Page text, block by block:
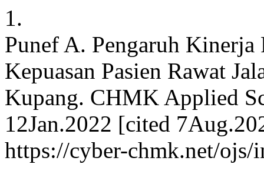
1.
Punef A. Pengaruh Kinerja
Kepuasan Pasien Rawat
Kupang. CHMK Applied
12Jan.2022 [cited
https://cyber-chmk.net/